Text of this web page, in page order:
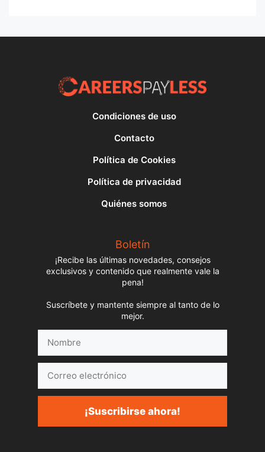
Condiciones de uso
Contacto
Política de Cookies
Política de privacidad
Quiénes somos
Boletín
¡Recibe las últimas novedades, consejos
exclusivos y contenido que realmente vale la
pena!
Suscríbete y mantente siempre al tanto de lo
mejor.
electrónico
¡Suscribirse ahora!